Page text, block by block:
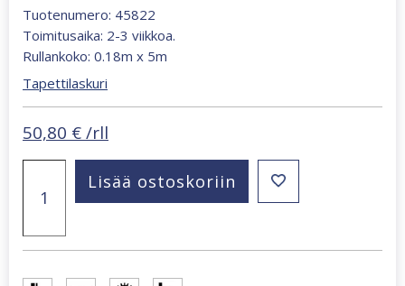
Tuotenumero: 45822
Toimitusaika: 2-3 viikkoa.
Rullankoko: 0.18m x 5m
Tapettilaskuri
50,80 € /rll
boordi
tapetti
määrä
Lisää ostoskoriin